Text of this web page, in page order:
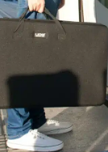
שלח לנו